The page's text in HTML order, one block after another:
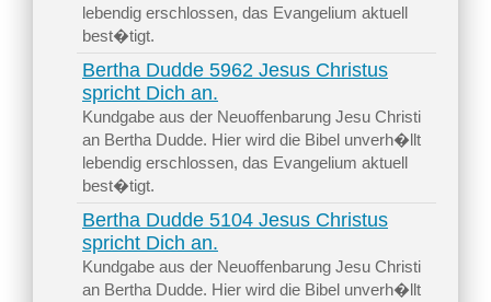
lebendig erschlossen, das Evangelium aktuell
best�tigt.
Bertha Dudde 5962 Jesus Christus
spricht Dich an.
Kundgabe aus der Neuoffenbarung Jesu Christi
an Bertha Dudde. Hier wird die Bibel unverh�llt
lebendig erschlossen, das Evangelium aktuell
best�tigt.
Bertha Dudde 5104 Jesus Christus
spricht Dich an.
Kundgabe aus der Neuoffenbarung Jesu Christi
an Bertha Dudde. Hier wird die Bibel unverh�llt